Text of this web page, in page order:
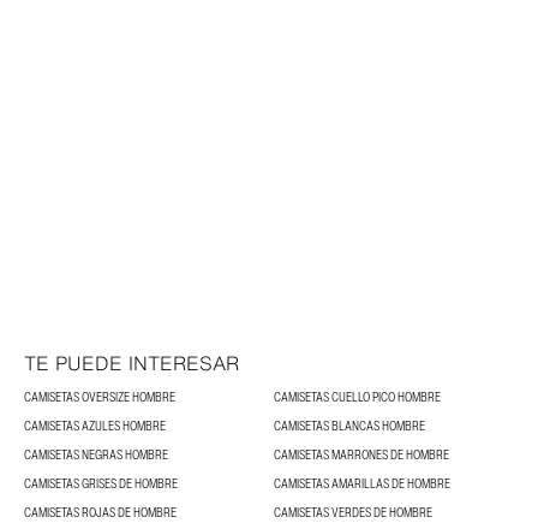
TE PUEDE INTERESAR
CAMISETAS OVERSIZE HOMBRE
CAMISETAS CUELLO PICO HOMBRE
CAMISETAS AZULES HOMBRE
CAMISETAS BLANCAS HOMBRE
CAMISETAS NEGRAS HOMBRE
CAMISETAS MARRONES DE HOMBRE
CAMISETAS GRISES DE HOMBRE
CAMISETAS AMARILLAS DE HOMBRE
CAMISETAS ROJAS DE HOMBRE
CAMISETAS VERDES DE HOMBRE